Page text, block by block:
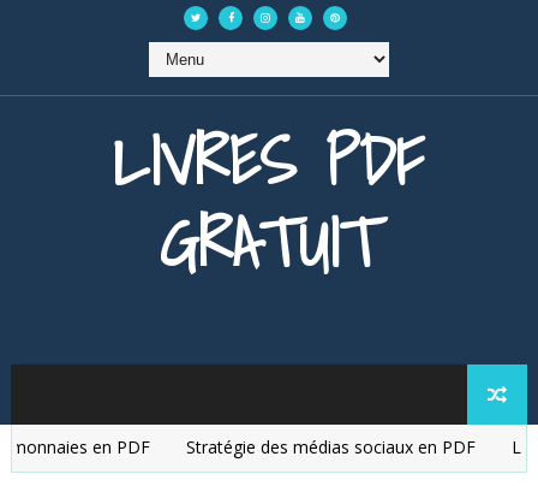
LIVRES PDF
GRATUIT
en PDF Stratégie des médias sociaux en PDF La